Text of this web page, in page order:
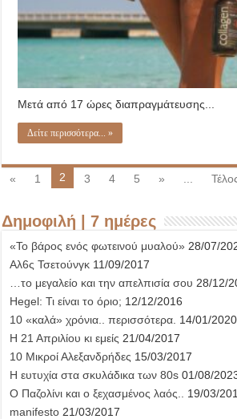
Μετά από 17 ώρες διαπραγμάτευσης...
Δείτε περισσότερα... »
« 1 2 3 4 5 »
Δημοφιλή | 7 ημέρες
«Το βάρος ενός φωτεινού μυαλού» 28/07/
Αλ6ς Τσετούνγκ 11/09/2017
…το μεγαλείο και την απελπισία σου 28/12/
Hegel: Τι είναι το όριο; 12/12/2016
10 «καλά» χρόνια.. περισσότερα. 14/01/2020
Η 21 Απριλίου κι εμείς 21/04/2017
10 Μικροί Αλεξανδρήδες 15/03/2017
Η ευτυχία στα σκυλάδικα των 80s 01/08/
Ο Παζολίνι και ο ξεχασμένος λαός..
19/03/
manifesto 21/03/2017